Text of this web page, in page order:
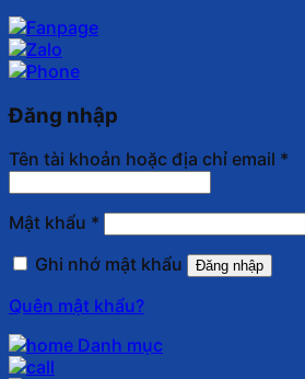
Đăng nhập
Tên tài khoản hoặc địa chỉ email *
Mật khẩu *
Ghi nhớ mật khẩu
Đăng nhập
Quên mật khẩu?
Danh mục